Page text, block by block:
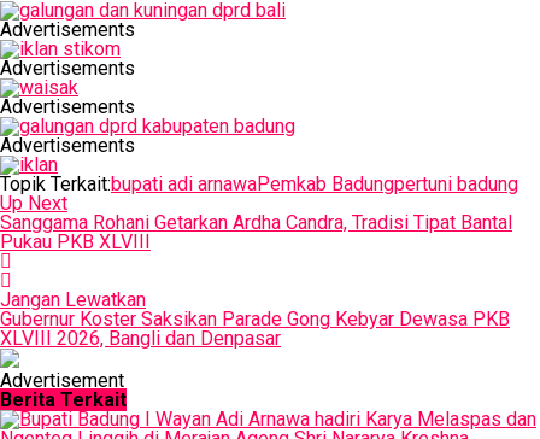
Advertisements
Advertisements
Advertisements
Advertisements
Topik Terkait:bupati adi arnawaPemkab Badungpertuni badung
Up Next
Sanggama Rohani Getarkan Ardha Candra, Tradisi Tipat Bantal
Pukau PKB XLVIII
Jangan Lewatkan
Gubernur Koster Saksikan Parade Gong Kebyar Dewasa PKB
XLVIII 2026, Bangli dan Denpasar
Advertisement
Berita Terkait